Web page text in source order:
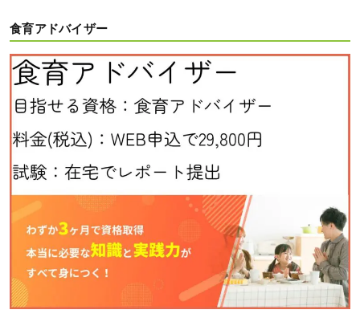
食育アドバイザー